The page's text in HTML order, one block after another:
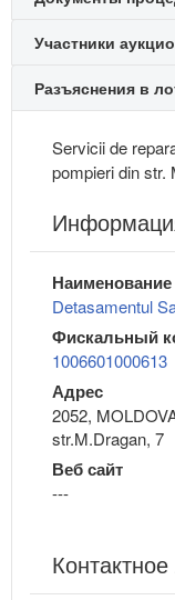
Участники
Разъяснения в
Servicii de
pompieri din str.
Наименование
Detasamentul
Фискальный
1006601000613
Адрес
2052,
str.M.Dragan, 7
Веб сайт
---